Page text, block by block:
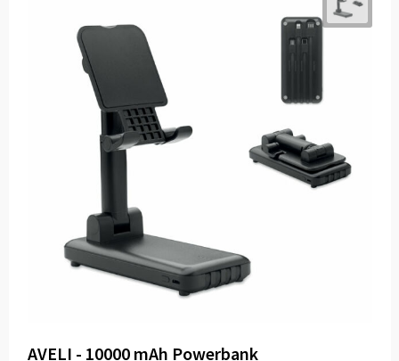
AVELI - 10000 mAh Powerbank